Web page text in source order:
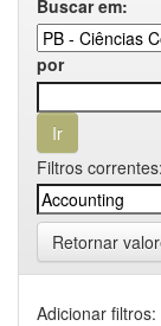
Buscar em:
por
Filtros correntes:
Retornar
Adicionar filtros: